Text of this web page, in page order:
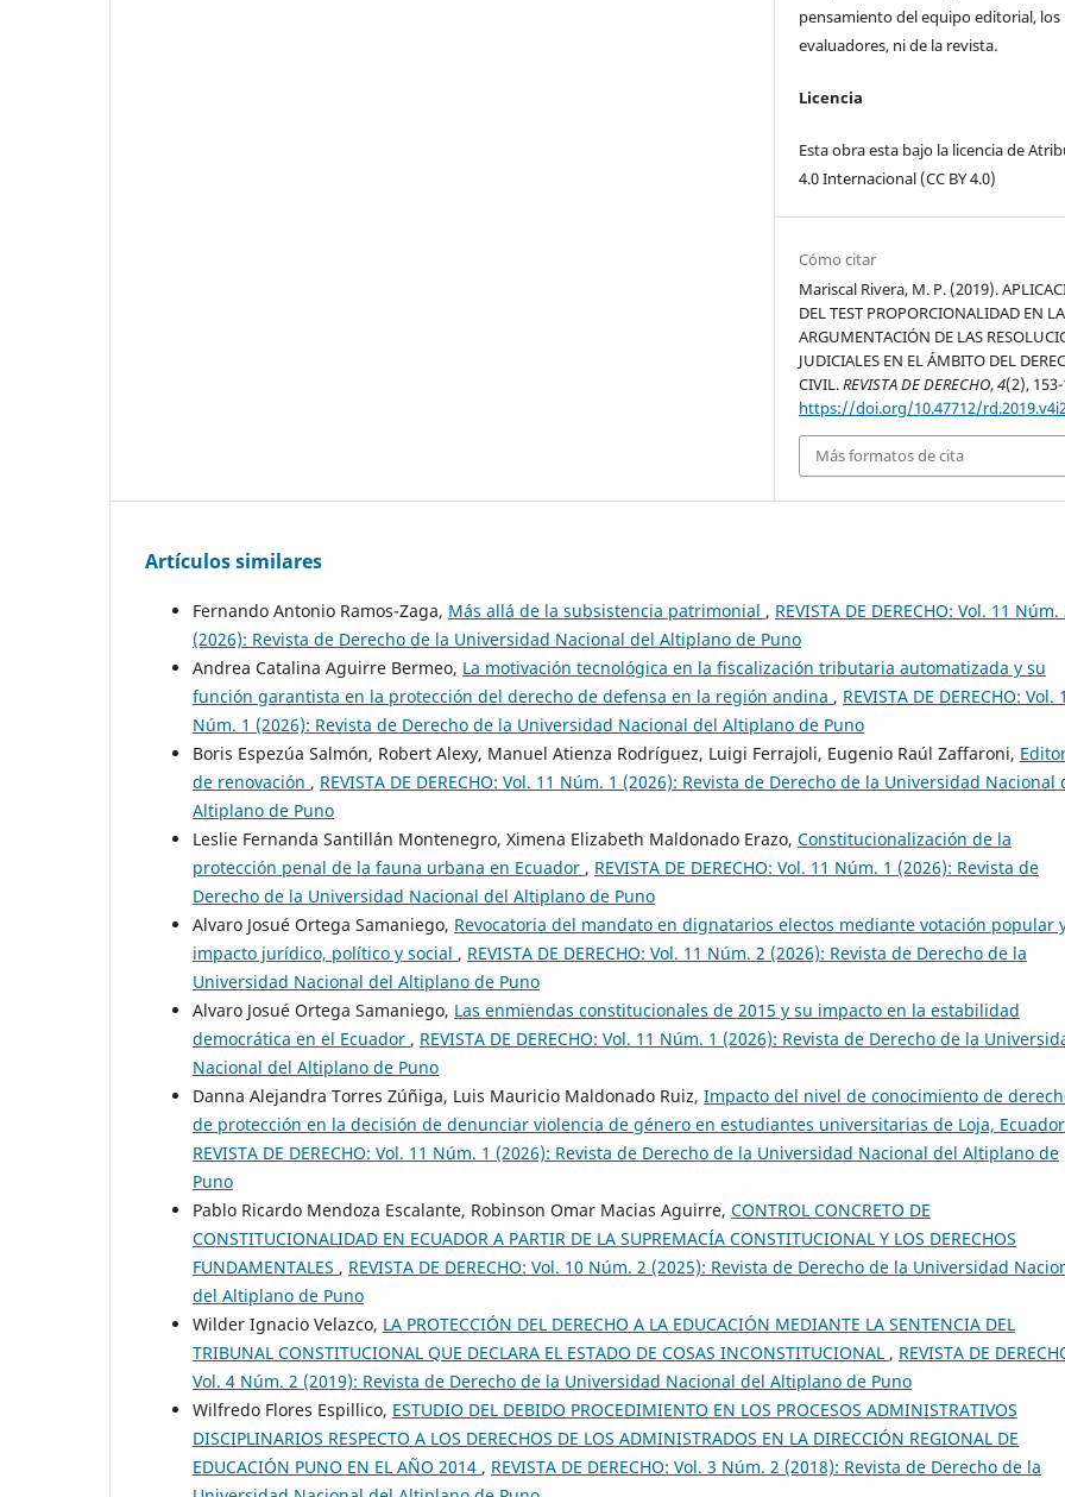
pensamiento del equipo editorial, los
evaluadores, ni de la revista.
Licencia
Esta obra esta bajo la licencia de
4.0 Internacional (CC BY 4.0)
Cómo citar
Mariscal Rivera, M. P. (2019).
DEL TEST PROPORCIONALIDAD EN LA
ARGUMENTACIÓN DE LAS
JUDICIALES EN EL ÁMBITO DEL
CIVIL.REVISTA DE DERECHO,4(2),
https://doi.org/10.47712/
Más formatos de cita
Artículos similares
Fernando Antonio Ramos-Zaga, Más allá de la subsistencia patrimonial , REVISTA DE DERECHO: Vol. 11 Núm.
(2026): Revista de Derecho de la Universidad Nacional del Altiplano de Puno
Andrea Catalina Aguirre Bermeo, La motivación tecnológica en la fiscalización tributaria automatizada y su
función garantista en la protección del derecho de defensa en la región andina , REVISTA DE DERECHO: Vol.
Núm. 1 (2026): Revista de Derecho de la Universidad Nacional del Altiplano de Puno
Boris Espezúa Salmón, Robert Alexy, Manuel Atienza Rodríguez, Luigi Ferrajoli, Eugenio Raúl Zaffaroni,
de renovación , REVISTA DE DERECHO: Vol. 11 Núm. 1 (2026): Revista de Derecho de la Universidad Nacional
Altiplano de Puno
Leslie Fernanda Santillán Montenegro, Ximena Elizabeth Maldonado Erazo, Constitucionalización de la
protección penal de la fauna urbana en Ecuador , REVISTA DE DERECHO: Vol. 11 Núm. 1 (2026): Revista de
Derecho de la Universidad Nacional del Altiplano de Puno
Alvaro Josué Ortega Samaniego, Revocatoria del mandato en dignatarios electos mediante votación popular
impacto jurídico, político y social , REVISTA DE DERECHO: Vol. 11 Núm. 2 (2026): Revista de Derecho de la
Universidad Nacional del Altiplano de Puno
Alvaro Josué Ortega Samaniego, Las enmiendas constitucionales de 2015 y su impacto en la estabilidad
democrática en el Ecuador , REVISTA DE DERECHO: Vol. 11 Núm. 1 (2026): Revista de Derecho de la
Nacional del Altiplano de Puno
Danna Alejandra Torres Zúñiga, Luis Mauricio Maldonado Ruiz, Impacto del nivel de conocimiento de
de protección en la decisión de denunciar violencia de género en estudiantes universitarias de Loja, Ecuador
REVISTA DE DERECHO: Vol. 11 Núm. 1 (2026): Revista de Derecho de la Universidad Nacional del Altiplano de
Puno
Pablo Ricardo Mendoza Escalante, Robinson Omar Macias Aguirre, CONTROL CONCRETO DE
CONSTITUCIONALIDAD EN ECUADOR A PARTIR DE LA SUPREMACÍA CONSTITUCIONAL Y LOS DERECHOS
FUNDAMENTALES , REVISTA DE DERECHO: Vol. 10 Núm. 2 (2025): Revista de Derecho de la Universidad
del Altiplano de Puno
Wilder Ignacio Velazco, LA PROTECCIÓN DEL DERECHO A LA EDUCACIÓN MEDIANTE LA SENTENCIA DEL
TRIBUNAL CONSTITUCIONAL QUE DECLARA EL ESTADO DE COSAS INCONSTITUCIONAL , REVISTA DE
Vol. 4 Núm. 2 (2019): Revista de Derecho de la Universidad Nacional del Altiplano de Puno
Wilfredo Flores Espillico, ESTUDIO DEL DEBIDO PROCEDIMIENTO EN LOS PROCESOS ADMINISTRATIVOS
DISCIPLINARIOS RESPECTO A LOS DERECHOS DE LOS ADMINISTRADOS EN LA DIRECCIÓN REGIONAL DE
EDUCACIÓN PUNO EN EL AÑO 2014 , REVISTA DE DERECHO: Vol. 3 Núm. 2 (2018): Revista de Derecho de la